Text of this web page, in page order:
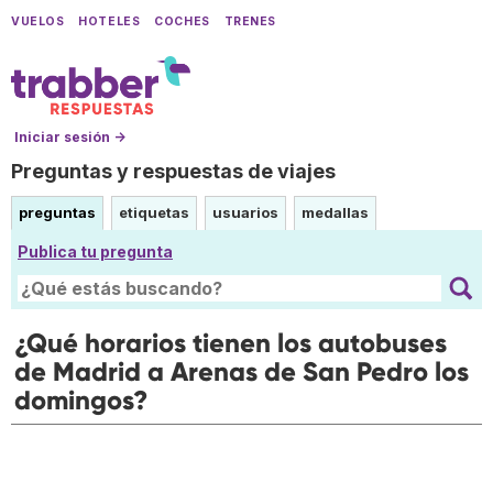
VUELOS HOTELES COCHES TRENES
Iniciar sesión →
Preguntas y respuestas de viajes
preguntas etiquetas usuarios medallas
Publica tu pregunta
¿Qué horarios tienen los autobuses
de Madrid a Arenas de San Pedro los
domingos?